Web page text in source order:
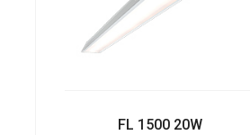
FL 1500 20W